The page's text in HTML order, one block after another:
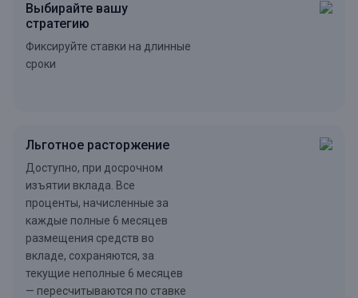
Выбирайте вашу
стратегию
Фиксируйте ставки на длинные
сроки
Льготное расторжение
Доступно, при досрочном
изъятии вклада. Все
проценты, начисленные за
каждые полные 6 месяцев
размещения средств во
вкладе, сохраняются, за
текущие неполные 6 месяцев
— пересчитываются по ставке